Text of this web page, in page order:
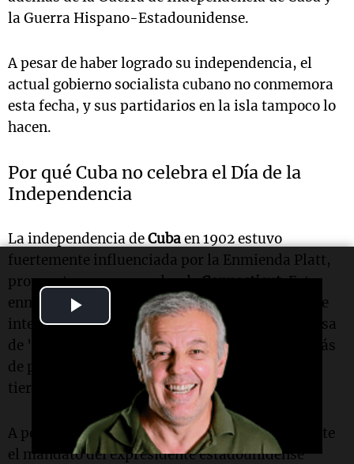
Video
la Guerra Hispano-Estadounidense.
A pesar de haber logrado su independencia, el
actual gobierno socialista cubano no conmemora
esta fecha, y sus partidarios en la isla tampoco lo
hacen.
Por qué Cuba no celebra el Día de la
Independencia
La independencia deCubaen 1902 estuvo
fuertemente influenciada por la Enmienda Platt,
propuesta por un senador deConnecticut. Esta
enmienda otorgó a
Estados Unidos
el derecho de
intervenir en los asuntos cubanos bajo la premisa
de "preservar la independencia cubana", además
de permitir a Washington arrendar o adquirir
tierras para bases navales en la isla.
A pesar de que la enmienda fue derogada durante
el mandato del expresidente estadounidense